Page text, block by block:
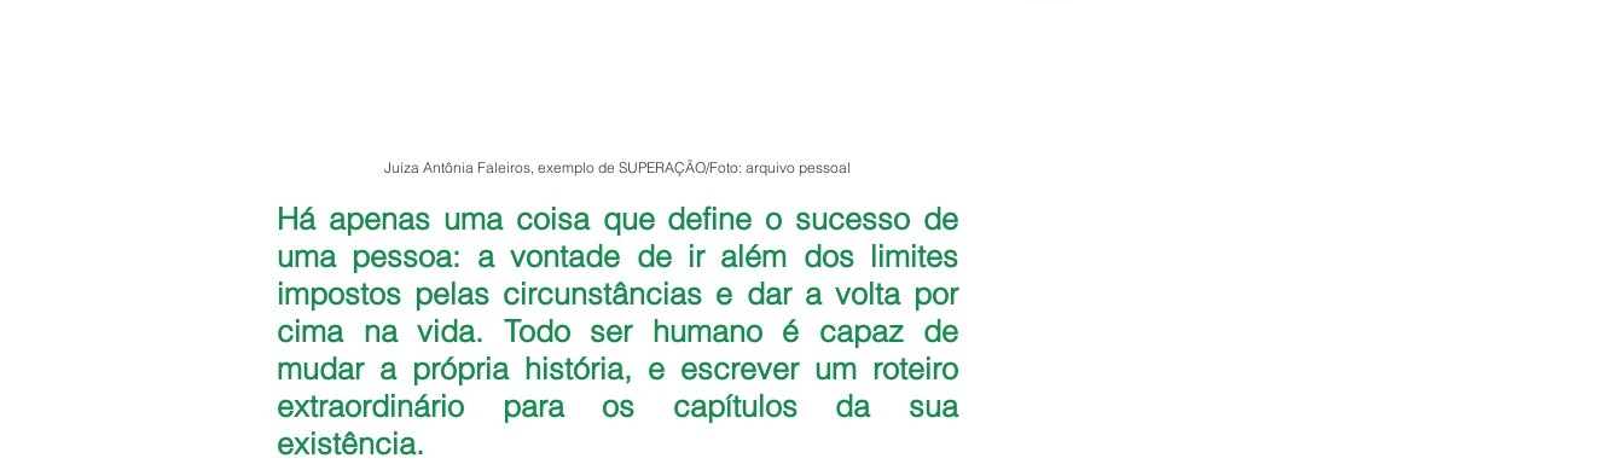
Juíza Antônia Faleiros, exemplo de SUPERAÇÃO/Foto: arquivo pessoal
Há apenas uma coisa que define o sucesso de
uma pessoa: a vontade de ir além dos limites
impostos pelas circunstâncias e dar a volta por
cima na vida. Todo ser humano é capaz de
mudar a própria história, e escrever um roteiro
extraordinário para os capítulos da sua
existência.